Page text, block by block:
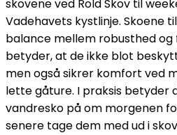
skovene ved Rold Skov til
Vadehavets kystlinje. Skoene
balance mellem robusthed og
betyder, at de ikke blot
men også sikrer komfort ved
lette gåture. I praksis betyder
vandresko på om morgenen
senere tage dem med ud i